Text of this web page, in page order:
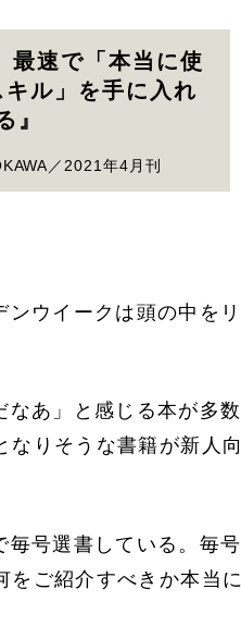
速で「本当に使
ル」を手に入れ
』
／2021年4月刊
ウイークは頭の中を
あ」と感じる本が多数
なりそうな書籍が新人
号選書している。毎
をご紹介すべきか本当